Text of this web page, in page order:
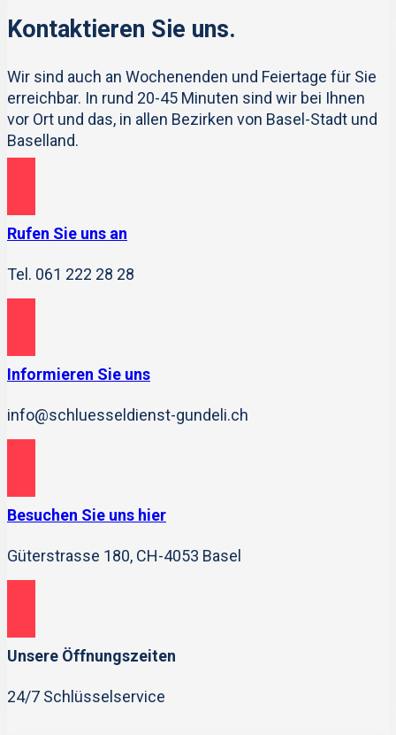
Kontaktieren Sie uns.
Wir sind auch an Wochenenden und Feiertage für Sie
erreichbar. In rund 20-45 Minuten sind wir bei Ihnen
vor Ort und das, in allen Bezirken von Basel-Stadt und
Baselland.
Rufen Sie uns an
Tel. 061 222 28 28
Informieren Sie uns
info@schluesseldienst-gundeli.ch
Besuchen Sie uns hier
Güterstrasse 180, CH-4053 Basel
Unsere Öffnungszeiten
24/7 Schlüsselservice